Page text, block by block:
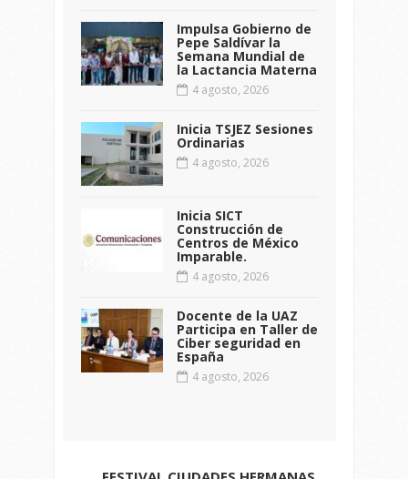
Impulsa Gobierno de
Pepe Saldívar la
Semana Mundial de
la Lactancia Materna
4 agosto, 2026
Inicia TSJEZ Sesiones
Ordinarias
4 agosto, 2026
Inicia SICT
Construcción de
Centros de México
Imparable.
4 agosto, 2026
Docente de la UAZ
Participa en Taller de
Ciber seguridad en
España
4 agosto, 2026